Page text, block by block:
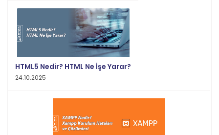
HTML5 Nedir? HTML Ne İşe Yarar?
24.10.2025